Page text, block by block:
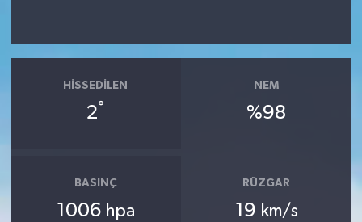
HISSEDILEN
2°
NEM
%98
BASINÇ
1006 hpa
RÜZGAR
19 km/s